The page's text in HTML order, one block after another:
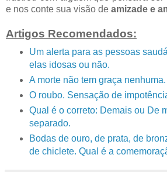
e nos conte sua visão de amizade e
Artigos Recomendados:
Um alerta para as pessoas
elas idosas ou não.
A morte não tem graça nenhuma.
O roubo. Sensação de
Qual é o correto: Demais ou De
separado.
Bodas de ouro, de prata, de
de chiclete. Qual é a